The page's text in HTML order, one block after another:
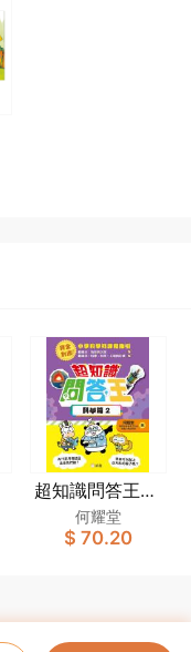
超知識問答王：
科學篇2
何耀堂
$ 70.20